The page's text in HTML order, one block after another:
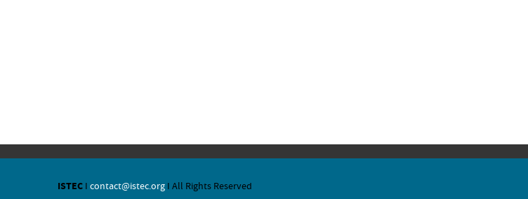
ISTEC I contact@istec.org I All Rights Reserved